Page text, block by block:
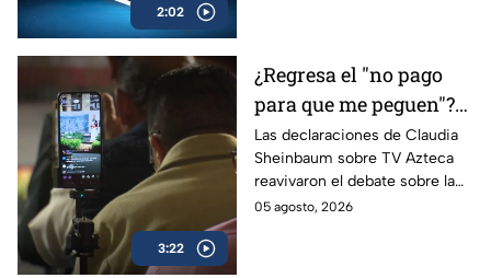
2:02
3:22
¿Regresa el "no pago
para que me peguen"?
Reviven frase de López
Portillo tras dichos del
gobierno de México
Las declaraciones de Claudia
Sheinbaum sobre TV Azteca
reavivaron el debate sobre la
publicidad oficial y recordaron
05 agosto, 2026